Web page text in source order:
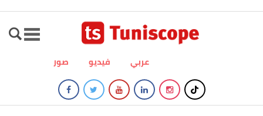
صور فيديو عربي